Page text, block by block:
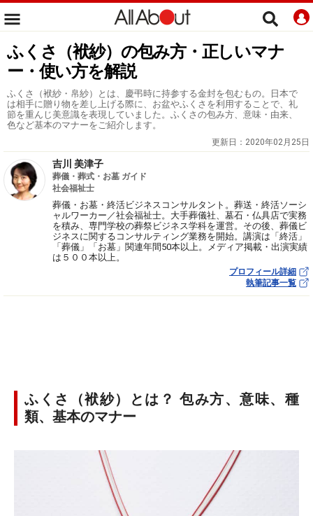
ふくさ（袱紗）の包み方・正しいマナ
ー・使い方を解説
ふくさ（袱紗・帛紗）とは、慶弔時に持参する金封を包むもの。日本で
は相手に贈り物を差し上げる際に、お盆やふくさを利用することで、礼
節を重んじ美意識を表現していました。ふくさの包み方、意味・由来、
色など基本のマナーをご紹介します。
更新日： 2020年02月25日
吉川 美津子
葬儀・葬式・お墓 ガイド
社会福祉士
葬儀・お墓・終活ビジネスコンサルタント。葬送・終活ソーシ
ャルワーカー／社会福祉士。大手葬儀社、墓石・仏具店で実務
を積み、専門学校の葬祭ビジネス学科を運営。その後、葬儀ビ
ジネスに関するコンサルティング業務を開始。講演は「終活」
「葬儀」「お墓」関連年間50本以上。メディア掲載・出演実績
は５００本以上。
プロフィール詳細
執筆記事一覧
ふくさ（袱紗）とは？ 包み方、意味、種
類、基本のマナー